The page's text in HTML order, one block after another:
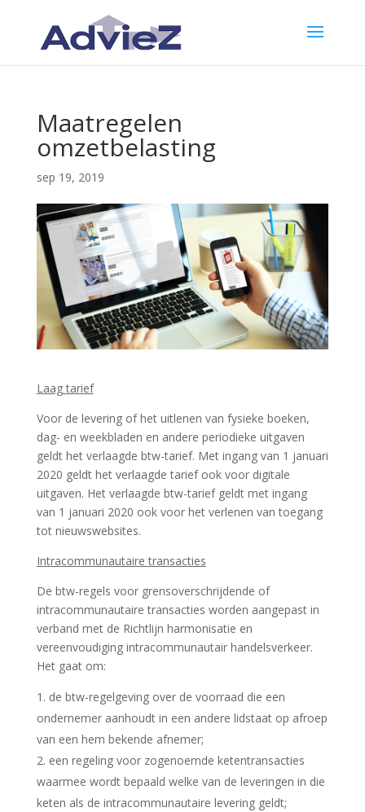
Maatregelen
omzetbelasting
sep 19, 2019
Laag tarief
Voor de levering of het uitlenen van fysieke boeken,
dag- en weekbladen en andere periodieke uitgaven
geldt het verlaagde btw-tarief. Met ingang van 1 januari
2020 geldt het verlaagde tarief ook voor digitale
uitgaven. Het verlaagde btw-tarief geldt met ingang
van 1 januari 2020 ook voor het verlenen van toegang
tot nieuwswebsites.
Intracommunautaire transacties
De btw-regels voor grensoverschrijdende of
intracommunautaire transacties worden aangepast in
verband met de Richtlijn harmonisatie en
vereenvoudiging intracommunautair handelsverkeer.
Het gaat om:
de btw-regelgeving over de voorraad die een
ondernemer aanhoudt in een andere lidstaat op afroep
van een hem bekende afnemer;
een regeling voor zogenoemde ketentransacties
waarmee wordt bepaald welke van de leveringen in die
keten als de intracommunautaire levering geldt;